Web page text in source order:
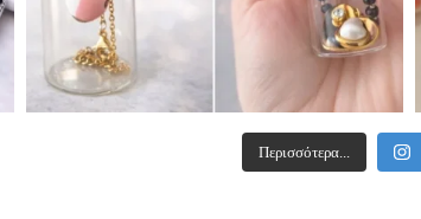
Περισσότερα...